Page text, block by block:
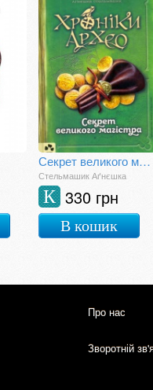
Секрет великого магістра. Книга 3. Хроніки Архео
Стельмашик Аґнєшка
330 грн
К
В кошик
Про нас
Зворотній